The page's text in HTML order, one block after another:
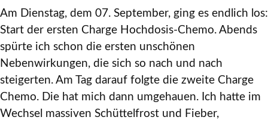
Am Dienstag, dem 07. September, ging es endlich los:
Start der ersten Charge Hochdosis-Chemo. Abends
spürte ich schon die ersten unschönen
Nebenwirkungen, die sich so nach und nach
steigerten. Am Tag darauf folgte die zweite Charge
Chemo. Die hat mich dann umgehauen. Ich hatte im
Wechsel massiven Schüttelfrost und Fieber,